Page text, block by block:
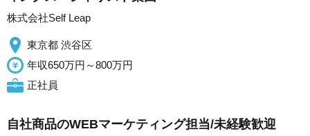
株式会社Self Leap
東京都 渋谷区
年収650万円～800万円
正社員
自社商品のWEBマーケティング担当/未経験歓迎